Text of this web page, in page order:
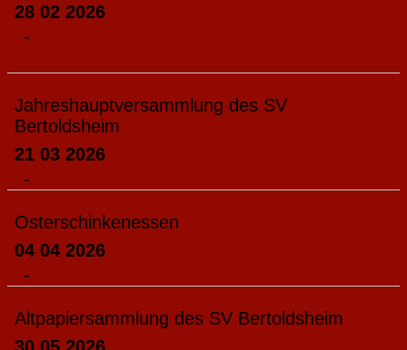
28 02 2026
-
Jahreshauptversammlung des SV
Bertoldsheim
21 03 2026
-
Osterschinkenessen
04 04 2026
-
Altpapiersammlung des SV Bertoldsheim